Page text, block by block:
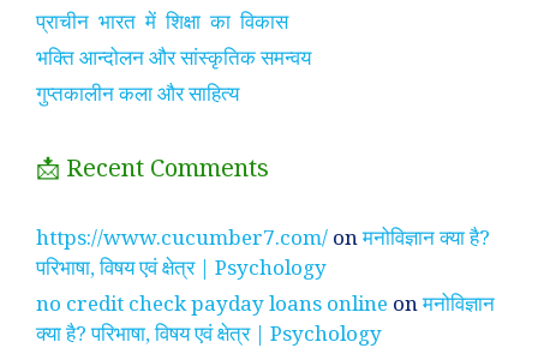
प्राचीन भारत में शिक्षा का विकास
भक्ति आन्दोलन और सांस्कृतिक समन्वय
गुप्तकालीन कला और साहित्य
📩 Recent Comments
https://www.cucumber7.com/ onमनोविज्ञान क्या है?
परिभाषा, विषय एवं क्षेत्र | Psychology
no credit check payday loans online onमनोविज्ञान
क्या है? परिभाषा, विषय एवं क्षेत्र | Psychology